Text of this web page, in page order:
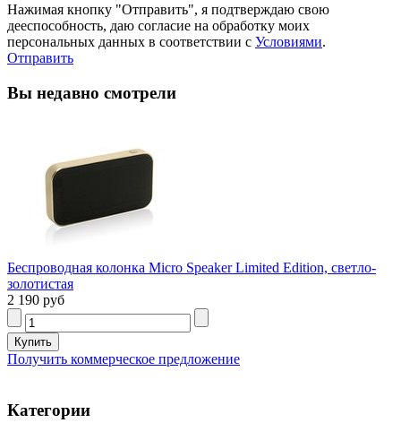
Нажимая кнопку "Отправить", я подтверждаю свою
дееспособность, даю согласие на обработку моих
персональных данных в соответствии с Условиями.
Отправить
Вы недавно смотрели
Беспроводная колонка Micro Speaker Limited Edition, светло-
золотистая
2 190 руб
Получить коммерческое предложение
Категории